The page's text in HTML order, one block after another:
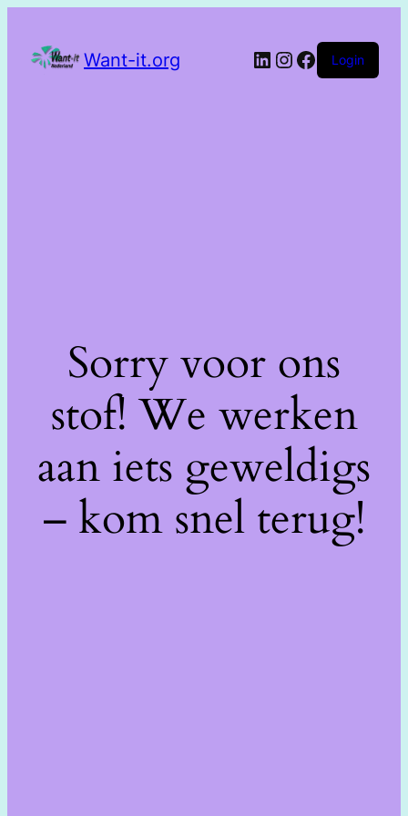
Want-it.org Login
Sorry voor ons
stof! We werken
aan iets geweldigs
– kom snel terug!